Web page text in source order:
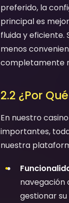
preferido, la
principal es
fluida y eficiente.
menos
completamente
2.2 ¿Por
En nuestro
importantes,
nuestra
navegación
gestionar